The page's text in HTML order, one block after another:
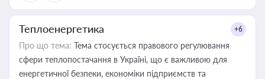
Теплоенергетика +6
Про що тема: Тема стосується правового регулювання
сфери теплопостачання в Україні, що є важливою для
енергетичної безпеки, економіки підприємств та